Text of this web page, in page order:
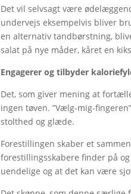
Det vil selvsagt være
undervejs eksempelvis bliver
en alternativ tandbørstning,
salat på nye måder, kåret en
Engagerer og tilbyder
Det, som giver mening at
ingen tøven. ”Vælg-mig-
stolthed og glæde.
Forestillingen skaber et
forestillingsskabere finder på
uendelige og at det kan være